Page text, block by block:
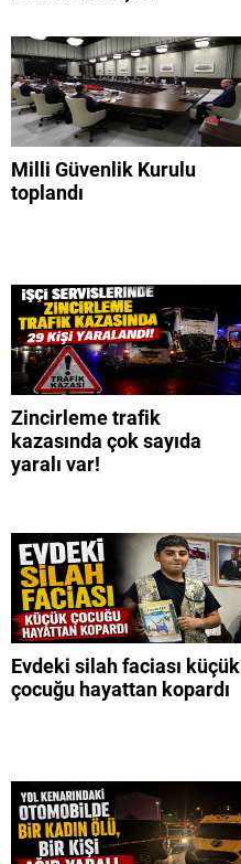
Milli Güvenlik Kurulu
toplandı
Zincirleme trafik
kazasında çok sayıda
yaralı var!
Evdeki silah faciası küçük
çocuğu hayattan kopardı